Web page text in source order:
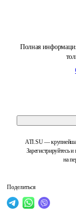
Полная
ATI.SU —
Зарегистрируйтесь
на
Поделиться